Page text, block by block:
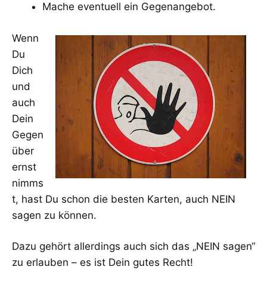
Mache eventuell ein Gegenangebot.
Wenn
Du
Dich
und
auch
Dein
Gegen
über
ernst
nimms
t, hast Du schon die besten Karten, auch NEIN
sagen zu können.
Dazu gehört allerdings auch sich das „NEIN sagen“
zu erlauben – es ist Dein gutes Recht!